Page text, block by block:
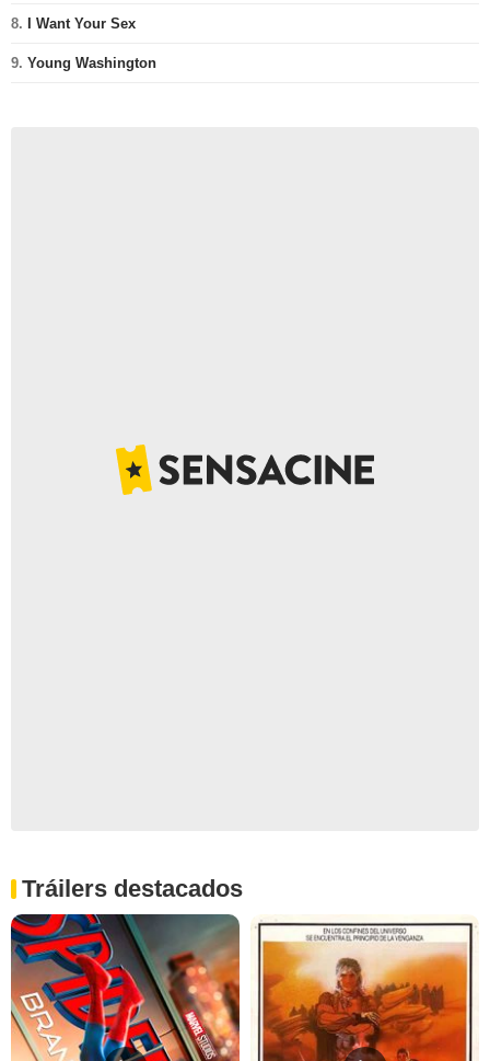
8. I Want Your Sex
9. Young Washington
Tráilers destacados